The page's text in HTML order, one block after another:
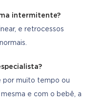
intermitente?
e retrocessos
por muito tempo ou
e com o bebê, a